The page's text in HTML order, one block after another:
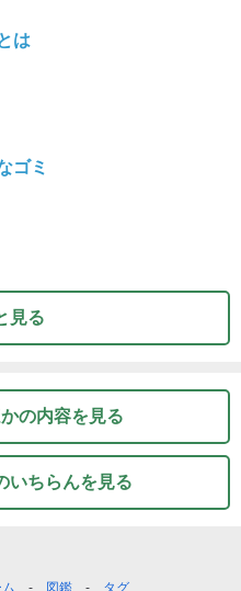
は
ゴミ
見る
の内容を見る
いちらんを見る